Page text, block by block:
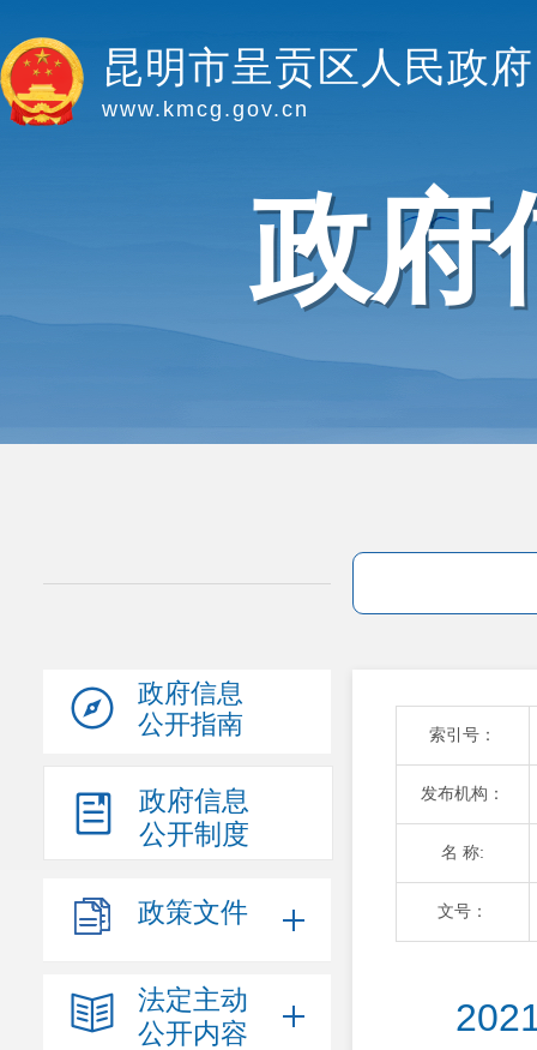
昆明市呈贡区人民政府
www.kmcg.gov.cn
政府
政府信息
公开指南
政府信息
公开制度
政策文件
法定主动
公开内容
索引号：
发布机构：
名 称:
文号：